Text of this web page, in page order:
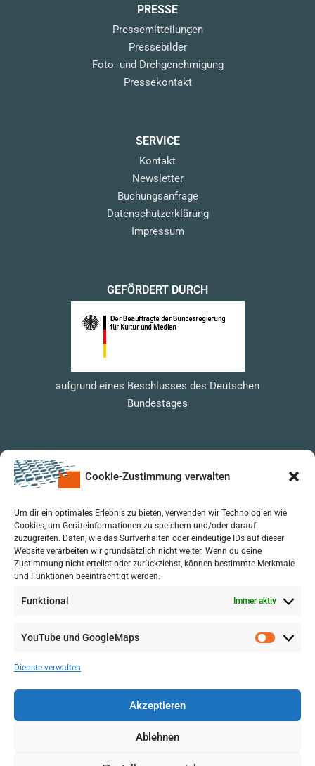
Cookie-Zustimmung verwalten
Um dir ein optimales Erlebnis zu bieten, verwenden wir Technologien wie
Cookies, um Geräteinformationen zu speichern und/oder darauf
zuzugreifen. Daten, wie das Surfverhalten oder eindeutige IDs auf dieser
Website verarbeiten wir grundsätzlich nicht weiter. Wenn du deine
Zustimmung nicht erteilst oder zurückziehst, können bestimmte Merkmale
und Funktionen beeinträchtigt werden.
Funktional Immer aktiv
YouTube und GoogleMaps
Dienste verwalten
Akzeptieren
Ablehnen
PRESSE
Pressemitteilungen
Pressebilder
Foto- und Drehgenehmigung
Pressekontakt
SERVICE
Kontakt
Newsletter
Buchungsanfrage
Datenschutzerklärung
Impressum
GEFÖRDERT DURCH
aufgrund eines Beschlusses des Deutschen
Bundestages
VERWALTUNG